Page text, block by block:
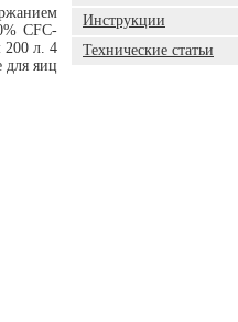
CFC-
200 л. 4
для яиц
Инструкции
Технические статьи